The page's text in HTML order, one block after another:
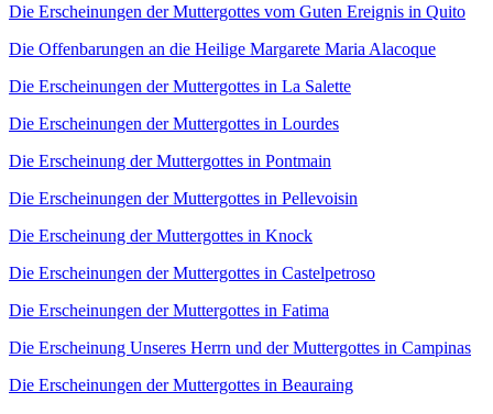
Die Erscheinungen der Muttergottes vom Guten Ereignis in Quito
Die Offenbarungen an die Heilige Margarete Maria Alacoque
Die Erscheinungen der Muttergottes in La Salette
Die Erscheinungen der Muttergottes in Lourdes
Die Erscheinung der Muttergottes in Pontmain
Die Erscheinungen der Muttergottes in Pellevoisin
Die Erscheinung der Muttergottes in Knock
Die Erscheinungen der Muttergottes in Castelpetroso
Die Erscheinungen der Muttergottes in Fatima
Die Erscheinung Unseres Herrn und der Muttergottes in Campinas
Die Erscheinungen der Muttergottes in Beauraing